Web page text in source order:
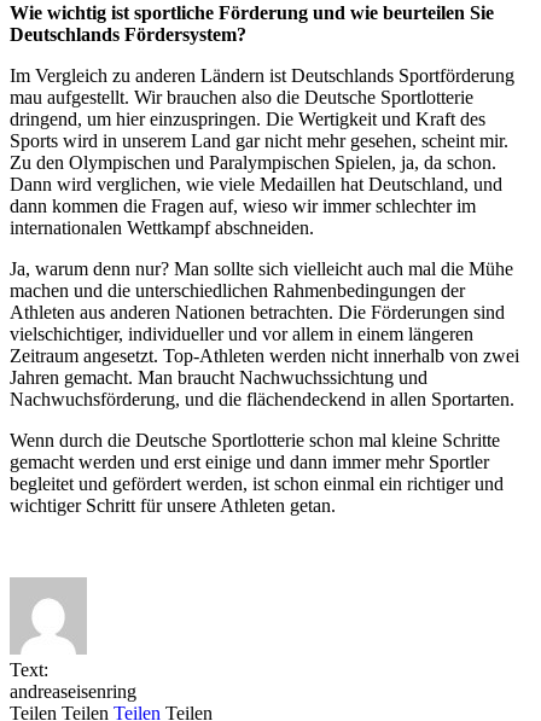
Wie wichtig ist sportliche Förderung und wie beurteilen Sie
Deutschlands Fördersystem?
Im Vergleich zu anderen Ländern ist Deutschlands Sportförderung
mau aufgestellt. Wir brauchen also die Deutsche Sportlotterie
dringend, um hier einzuspringen. Die Wertigkeit und Kraft des
Sports wird in unserem Land gar nicht mehr gesehen, scheint mir.
Zu den Olympischen und Paralympischen Spielen, ja, da schon.
Dann wird verglichen, wie viele Medaillen hat Deutschland, und
dann kommen die Fragen auf, wieso wir immer schlechter im
internationalen Wettkampf abschneiden.
Ja, warum denn nur? Man sollte sich vielleicht auch mal die Mühe
machen und die unterschiedlichen Rahmenbedingungen der
Athleten aus anderen Nationen betrachten. Die Förderungen sind
vielschichtiger, individueller und vor allem in einem längeren
Zeitraum angesetzt. Top-Athleten werden nicht innerhalb von zwei
Jahren gemacht. Man braucht Nachwuchssichtung und
Nachwuchsförderung, und die flächendeckend in allen Sportarten.
Wenn durch die Deutsche Sportlotterie schon mal kleine Schritte
gemacht werden und erst einige und dann immer mehr Sportler
begleitet und gefördert werden, ist schon einmal ein richtiger und
wichtiger Schritt für unsere Athleten getan.
Text:
andreaseisenring
Teilen Teilen Teilen Teilen